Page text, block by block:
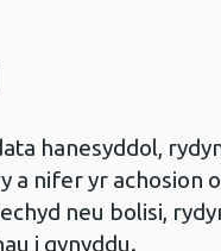
hanesyddol,
a nifer yr achosion
neu bolisi,
i gynyddu.